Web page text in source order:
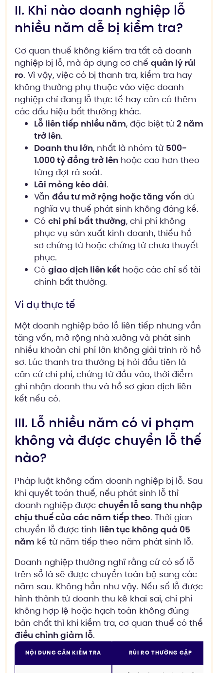
II. Khi nào doanh nghiệp lỗ
nhiều năm dễ bị kiểm tra?
Cơ quan thuế không kiểm tra tất cả doanh
nghiệp bị lỗ, mà áp dụng cơ chế quản lý rủi
ro. Vì vậy, việc có bị thanh tra, kiểm tra hay
không thường phụ thuộc vào việc doanh
nghiệp chỉ đang lỗ thực tế hay còn có thêm
các dấu hiệu bất thường khác.
Lỗ liên tiếp nhiều năm, đặc biệt từ 2 năm
trở lên.
Doanh thu lớn, nhất là nhóm từ 500-
1.000 tỷ đồng trở lên hoặc cao hơn theo
từng đợt rà soát.
Lãi mỏng kéo dài.
Vẫn đầu tư mở rộng hoặc tăng vốn dù
nghĩa vụ thuế phát sinh không đáng kể.
Có chi phí bất thường, chi phí không
phục vụ sản xuất kinh doanh, thiếu hồ
sơ chứng từ hoặc chứng từ chưa thuyết
phục.
Có giao dịch liên kết hoặc các chỉ số tài
chính bất thường.
Ví dụ thực tế
Một doanh nghiệp báo lỗ liên tiếp nhưng vẫn
tăng vốn, mở rộng nhà xưởng và phát sinh
nhiều khoản chi phí lớn không giải trình rõ hồ
sơ. Lúc thanh tra thường bị hỏi đầu tiên là
căn cứ chi phí, chứng từ đầu vào, thời điểm
ghi nhận doanh thu và hồ sơ giao dịch liên
kết nếu có.
III. Lỗ nhiều năm có vi phạm
không và được chuyển lỗ thế
nào?
Pháp luật không cấm doanh nghiệp bị lỗ. Sau
khi quyết toán thuế, nếu phát sinh lỗ thì
doanh nghiệp được chuyển lỗ sang thu nhập
chịu thuế của các năm tiếp theo. Thời gian
chuyển lỗ được tính liên tục không quá 05
năm kể từ năm tiếp theo năm phát sinh lỗ.
Doanh nghiệp thường nghĩ rằng cứ có số lỗ
trên sổ là sẽ được chuyển toàn bộ sang các
năm sau. Không hẳn như vậy. Nếu số lỗ được
hình thành từ doanh thu kê khai sai, chi phí
không hợp lệ hoặc hạch toán không đúng
bản chất thì khi kiểm tra, cơ quan thuế có thể
điều chỉnh giảm lỗ.
NỘI DUNG CẦN KIỂM TRA RỦI RO THƯỜNG GẶP